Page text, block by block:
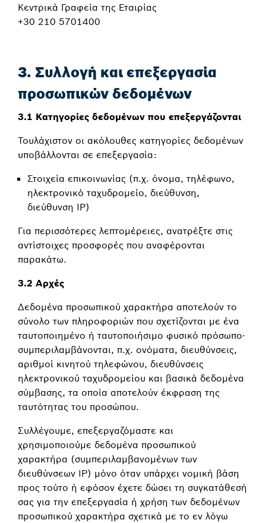
Κεντρικά Γραφεία της Εταιρίας
+30 210 5701400
3. Συλλογή και επεξεργασία
προσωπικών δεδομένων
3.1 Κατηγορίες δεδομένων που επεξεργάζονται
Τουλάχιστον οι ακόλουθες κατηγορίες δεδομένων
υποβάλλονται σε επεξεργασία:
Στοιχεία επικοινωνίας (π.χ. όνομα, τηλέφωνο,
ηλεκτρονικό ταχυδρομείο, διεύθυνση,
διεύθυνση IP)
Για περισσότερες λεπτομέρειες, ανατρέξτε στις
αντίστοιχες προσφορές που αναφέρονται
παρακάτω.
3.2 Αρχές
Δεδομένα προσωπικού χαρακτήρα αποτελούν το
σύνολο των πληροφοριών που σχετίζονται με ένα
ταυτοποιημένο ή ταυτοποιήσιμο φυσικό πρόσωπο·
συμπεριλαμβάνονται, π.χ. ονόματα, διευθύνσεις,
αριθμοί κινητού τηλεφώνου, διευθύνσεις
ηλεκτρονικού ταχυδρομείου και βασικά δεδομένα
σύμβασης, τα οποία αποτελούν έκφραση της
ταυτότητας του προσώπου.
Συλλέγουμε, επεξεργαζόμαστε και
χρησιμοποιούμε δεδομένα προσωπικού
χαρακτήρα (συμπεριλαμβανομένων των
διευθύνσεων IP) μόνο όταν υπάρχει νομική βάση
προς τούτο ή εφόσον έχετε δώσει τη συγκατάθεσή
σας για την επεξεργασία ή χρήση των δεδομένων
προσωπικού χαρακτήρα σχετικά με το εν λόγω